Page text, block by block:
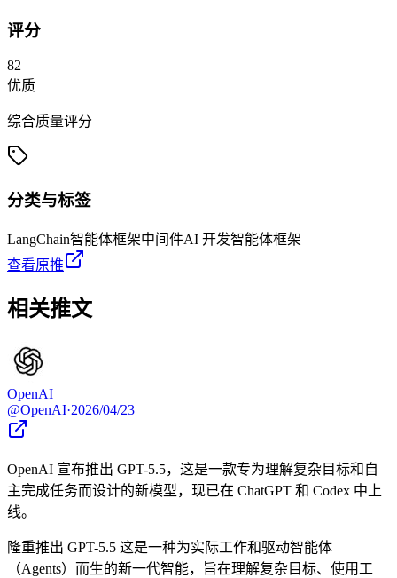
评分
82
优质
综合质量评分
分类与标签
LangChain智能体框架中间件AI 开发智能体框架
查看原推
相关推文
OpenAI
@OpenAI·2026/04/23
OpenAI 宣布推出 GPT-5.5，这是一款专为理解复杂目标和自
主完成任务而设计的新模型，现已在 ChatGPT 和 Codex 中上
线。
隆重推出 GPT-5.5 这是一种为实际工作和驱动智能体
（Agents）而生的新一代智能，旨在理解复杂目标、使用工